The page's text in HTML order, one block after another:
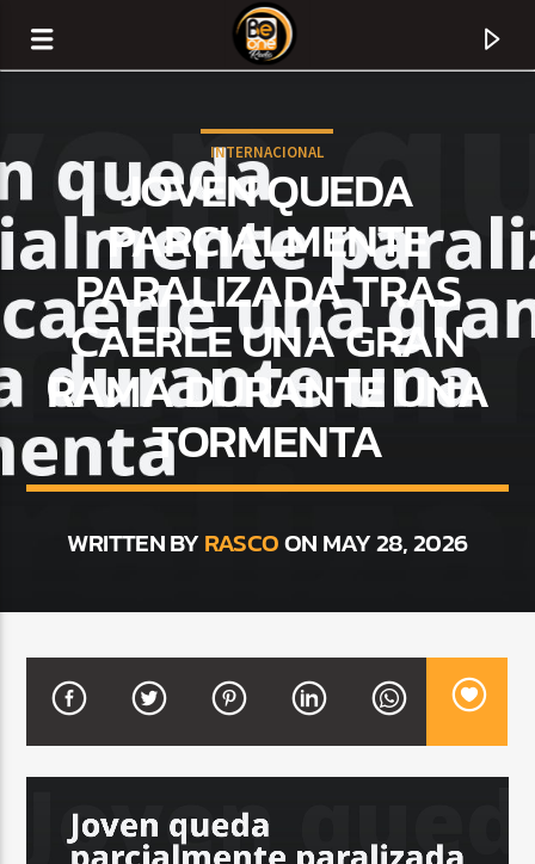
CURRENT TRACK
TITLE
BALADAS ROMÁNTICAS
4:00 AM 6:00 AM
Beone Radio
INTERNACIONAL
JOVEN QUEDA
PARCIALMENTE
PARALIZADA TRAS
CAERLE UNA GRAN
RAMA DURANTE UNA
TORMENTA
WRITTEN BYRASCOON MAY 28, 2026